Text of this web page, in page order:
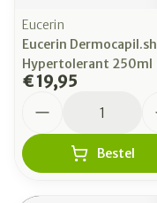
Eucerin
Eucerin Dermocapil.sh
Hypertolerant 250ml
€ 19,95
Bestel